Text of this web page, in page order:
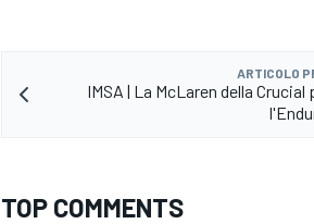
ARTICOLO
IMSA | La McLaren della
TOP COMMENTS